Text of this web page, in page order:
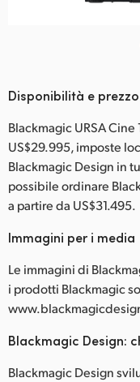
Disponibilità e prezzo
Blackmagic URSA
US$29.995, imposte
Blackmagic Design in
possibile ordinare
a partire da US$31.495.
Immagini per i media
Le immagini di
i prodotti Blackmagic
Blackmagic Design:
Blackmagic Design